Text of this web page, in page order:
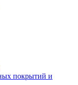
покрытий и